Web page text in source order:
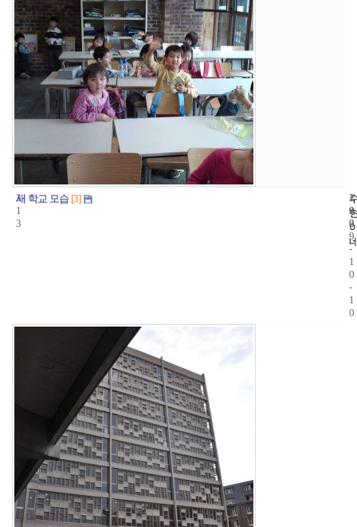
3
1
3
새 학교 모습 [3]
1
9
8
2
0
0
9
-
1
0
-
1
0